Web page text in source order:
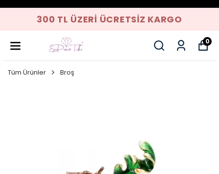
300 TL ÜZERI ÜCRETSIZ KARGO
0
Tüm Ürünler Broş